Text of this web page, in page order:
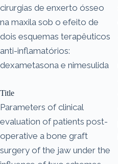
cirurgias de enxerto ósseo
na maxila sob o efeito de
dois esquemas terapêuticos
anti-inflamatórios:
dexametasona e nimesulida
Title
Parameters of clinical
evaluation of patients post-
operative a bone graft
surgery of the jaw under the